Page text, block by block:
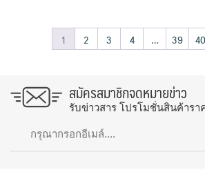
1 2 3 4 … 39 40
สมัครสมาชิกจดหมายข่าว
รับข่าวสาร โปรโมชั่นสินค้ารา